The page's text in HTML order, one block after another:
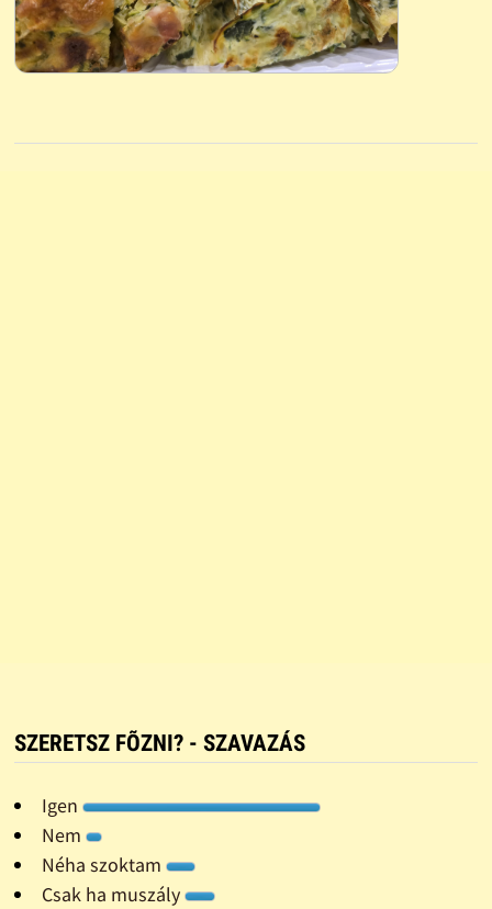
SZERETSZ FÕZNI? - SZAVAZÁS
Igen
Nem
Néha szoktam
Csak ha muszály